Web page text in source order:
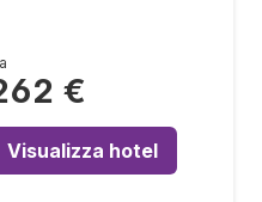
€
Visualizza hotel